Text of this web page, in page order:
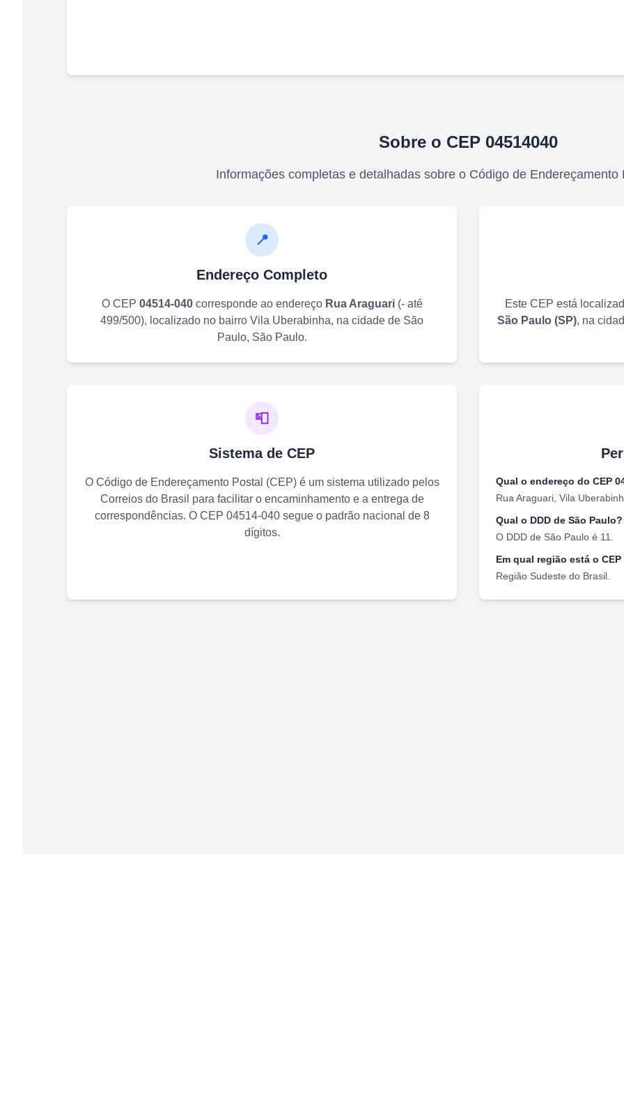
Sobre o CEP 04514040
Informações completas e detalhadas sobre o Código de
📍
Endereço Completo
O CEP 04514-040corresponde ao endereço Rua Araguari(- até
499/500), localizado no bairro Vila Uberabinha, na cidade de São
Paulo, São Paulo.
Este CEP está
São Paulo (SP), na
📮
Sistema de CEP
O Código de Endereçamento Postal (CEP) é um sistema utilizado pelos
Correios do Brasil para facilitar o encaminhamento e a entrega de
correspondências. O CEP 04514-040segue o padrão nacional de 8
dígitos.
Qual o endereço do CEP
Rua Araguari Vila
Qual o DDD de São Paulo?
O DDD de São Paulo é 11
Em qual região está o CEP
Região Sudeste do Brasil.